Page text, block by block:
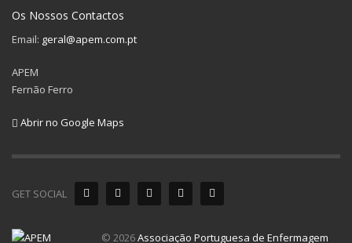
Os Nossos Contactos
Email: geral@apem.com.pt
APEM
Fernão Ferro
Abrir no Google Maps
GET SOCIAL
© 2026Associação Portuguesa de Enfermagem